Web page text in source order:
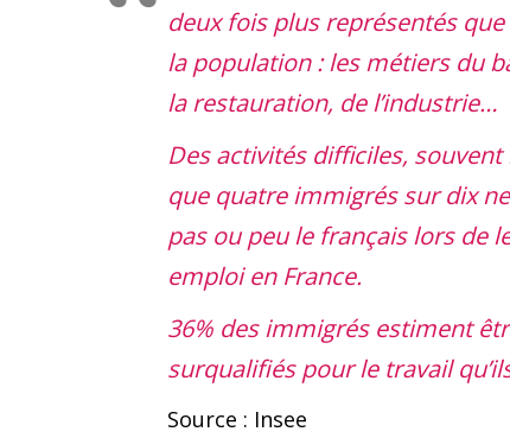
deux fois plus représentés
la population : les métiers du
la restauration, de l’industrie…
Des activités difficiles, souvent
que quatre immigrés sur dix
pas ou peu le français lors de
emploi en France.
36% des immigrés estiment
surqualifiés pour le travail
Source : Insee